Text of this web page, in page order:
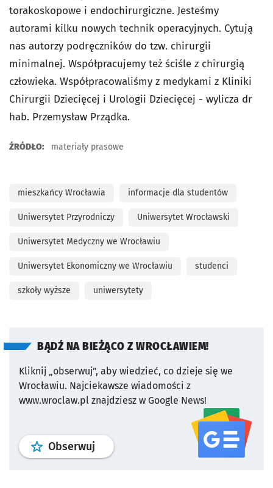
torakoskopowe i endochirurgiczne. Jesteśmy
autorami kilku nowych technik operacyjnych. Cytują
nas autorzy podręczników do tzw. chirurgii
minimalnej. Współpracujemy też ściśle z chirurgią
człowieka. Współpracowaliśmy z medykami z Kliniki
Chirurgii Dziecięcej i Urologii Dziecięcej - wylicza dr
hab. Przemysław Prządka.
ŹRÓDŁO: materiały prasowe
mieszkańcy Wrocławia informacje dla studentów
Uniwersytet Przyrodniczy Uniwersytet Wrocławski
Uniwersytet Medyczny we Wrocławiu
Uniwersytet Ekonomiczny we Wrocławiu studenci
szkoły wyższe uniwersytety
BĄDŹ NA BIEŻĄCO Z WROCŁAWIEM!
Kliknij „obserwuj”, aby wiedzieć, co dzieje się we
Wrocławiu. Najciekawsze wiadomości z
www.wroclaw.pl znajdziesz w Google News!
Obserwuj profil serwisu